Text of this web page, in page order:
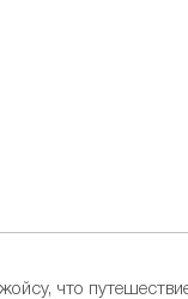
что